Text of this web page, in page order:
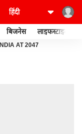
बिजनेस लाइफस्टाइल
INDIA AT 2047